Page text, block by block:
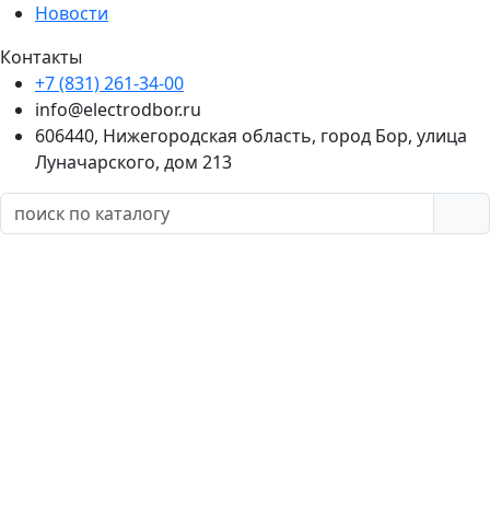
Новости
Контакты
+7 (831) 261-34-00
info@electrodbor.ru
606440, Нижегородская область, город Бор, улица
Луначарского, дом 213